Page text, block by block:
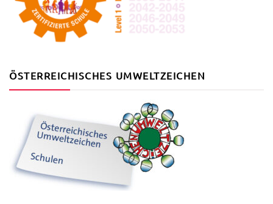
ÖSTERREICHISCHES UMWELTZEICHEN